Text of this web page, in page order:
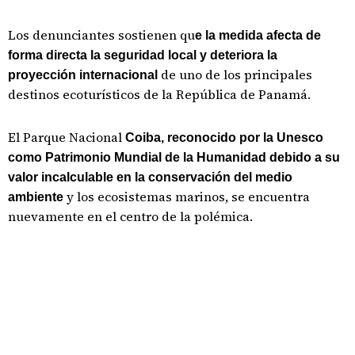
Los denunciantes sostienen que la medida afecta de
forma directa la seguridad local y deteriora la
proyección internacional de uno de los principales
destinos ecoturísticos de la República de Panamá.
El Parque Nacional Coiba, reconocido por la Unesco
como Patrimonio Mundial de la Humanidad debido a su
valor incalculable en la conservación del medio
ambiente y los ecosistemas marinos, se encuentra
nuevamente en el centro de la polémica.